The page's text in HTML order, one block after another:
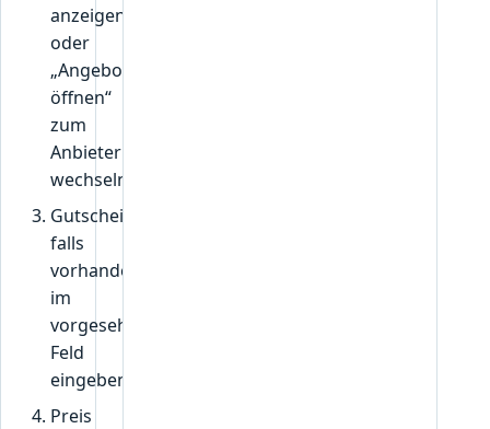
anzeigen“
oder
„Angebot
öffnen“
zum
Anbieter
wechseln.
Gutscheincode,
falls
vorhanden,
im
vorgesehenen
Feld
eingeben.
Preis